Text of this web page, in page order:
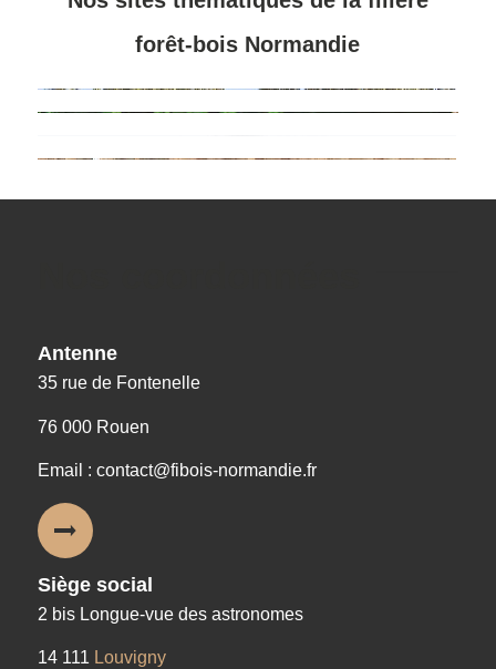
forêt-bois Normandie
Antenne
35 rue de Fontenelle
76 000 Rouen
Email : contact@fibois-normandie.fr
Siège social
2 bis Longue-vue des astronomes
14 111 Louvigny